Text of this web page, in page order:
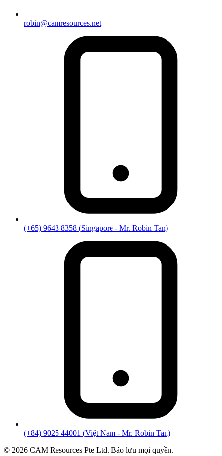
robin@camresources.net
(+65) 9643 8358 (Singapore - Mr. Robin Tan)
(+84) 9025 44001 (Việt Nam - Mr. Robin Tan)
© 2026 CAM Resources Pte Ltd. Bảo lưu mọi quyền.